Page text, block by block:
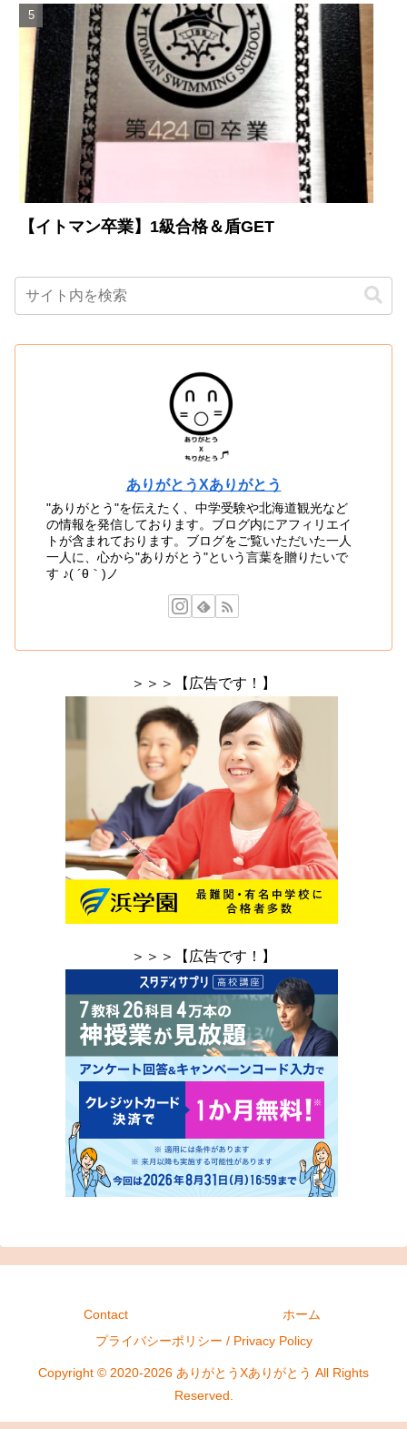
【イトマン卒業】1級合格＆盾GET
ありがとうXありがとう
"ありがとう"を伝えたく、中学受験や北海道観光など
の情報を発信しております。ブログ内にアフィリエイ
トが含まれております。ブログをご覧いただいた一人
一人に、心から"ありがとう"という言葉を贈りたいで
す ♪( ´θ｀)ノ
＞＞＞【広告です！】
＞＞＞【広告です！】
Contact
ホーム
プライバシーポリシー / Privacy Policy
Copyright © 2020-2026 ありがとうXありがとう All Rights
Reserved.